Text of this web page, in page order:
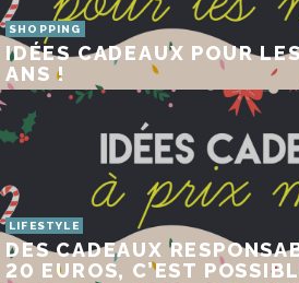
SHOPPING
IDÉES CADEAUX POUR
ANS !
LIFESTYLE
DES CADEAUX
20 EUROS, C’EST